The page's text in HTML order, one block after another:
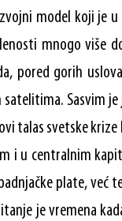
model koji je
mnogo više
pored gorih
Sasvim
talas svetske
i u centralnim
plate, već
je vremena